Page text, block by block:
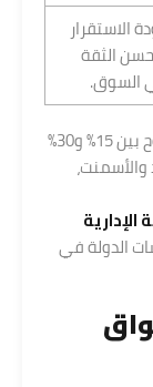
الاستقرار
الثقة
السوق.
بنسب تتراوح بين 15% و30%
الإدارية
الدولة في